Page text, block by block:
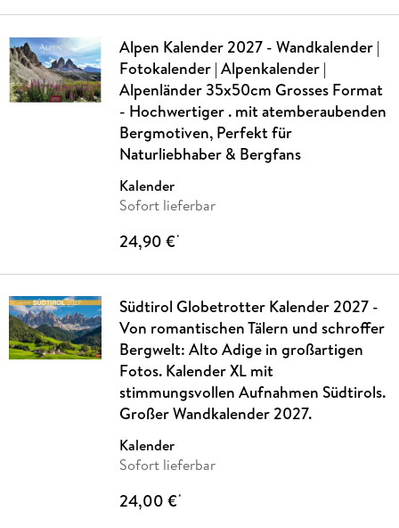
Alpen Kalender 2027 - Wandkalender |
Fotokalender | Alpenkalender |
Alpenländer 35x50cm Grosses Format
- Hochwertiger . mit atemberaubenden
Bergmotiven, Perfekt für
Naturliebhaber & Bergfans
Kalender
Sofort lieferbar
24,90 €*
Südtirol Globetrotter Kalender 2027 -
Von romantischen Tälern und schroffer
Bergwelt: Alto Adige in großartigen
Fotos. Kalender XL mit
stimmungsvollen Aufnahmen Südtirols.
Großer Wandkalender 2027.
Kalender
Sofort lieferbar
24,00 €*